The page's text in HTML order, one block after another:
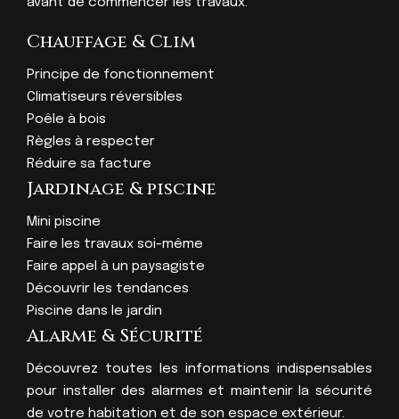
Chauffage & Clim
Principe de fonctionnement
Climatiseurs réversibles
Poêle à bois
Règles à respecter
Réduire sa facture
Jardinage & piscine
Mini piscine
Faire les travaux soi-même
Faire appel à un paysagiste
Découvrir les tendances
Piscine dans le jardin
Alarme & Sécurité
Découvrez toutes les informations indispensables
pour installer des alarmes et maintenir la sécurité
de votre habitation et de son espace extérieur.